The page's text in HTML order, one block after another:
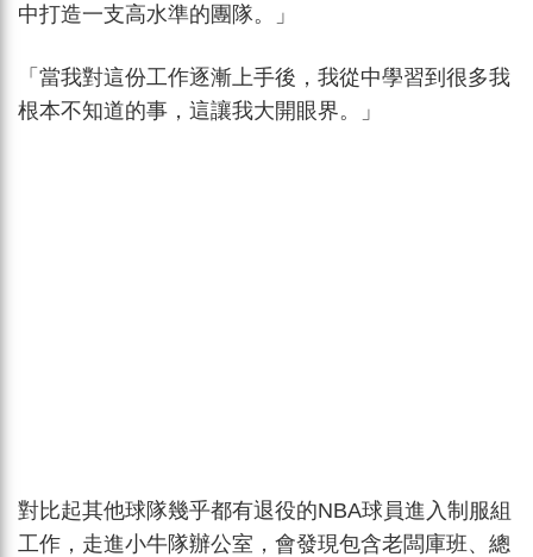
中打造一支高水準的團隊。」
「當我對這份工作逐漸上手後，我從中學習到很多我
根本不知道的事，這讓我大開眼界。」
對比起其他球隊幾乎都有退役的NBA球員進入制服組
工作，走進小牛隊辦公室，會發現包含老闆庫班、總